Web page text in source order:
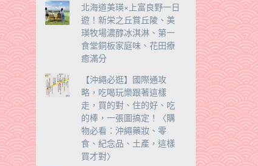
北海道美瑛×上富良野一日
遊！新栄之丘賞丘陵、美
瑛牧場濃醇冰淇淋、第一
食堂銅板家庭味、花田療
癒滿分
【沖繩必逛】國際通攻
略，吃喝玩樂跟著這樣
走，買的對、住的好、吃
的棒，一張圖搞定！〈購
物必看：沖繩藥妝、零
食、紀念品、土產，這樣
買才對〉